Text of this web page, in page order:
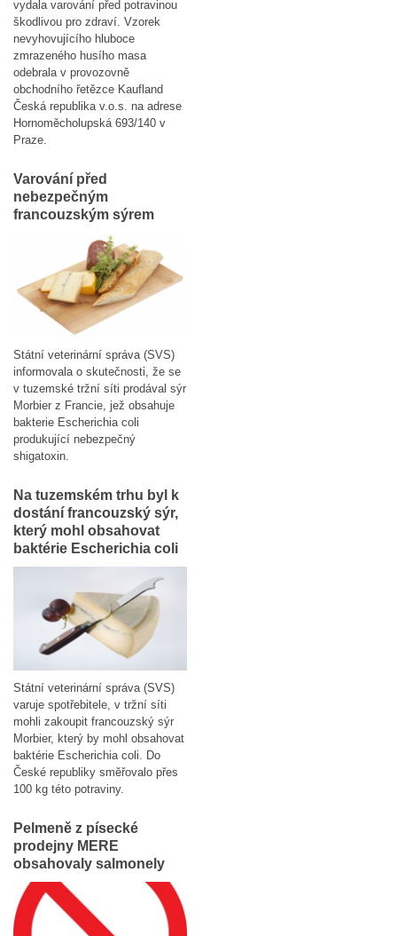
vydala varování před potravinou
škodlivou pro zdraví. Vzorek
nevyhovujícího hluboce
zmrazeného husího masa
odebrala v provozovně
obchodního řetězce Kaufland
Česká republika v.o.s. na adrese
Hornoměcholupská 693/140 v
Praze.
Varování před
nebezpečným
francouzským sýrem
Státní veterinární správa (SVS)
informovala o skutečnosti, že se
v tuzemské tržní síti prodával sýr
Morbier z Francie, jež obsahuje
bakterie Escherichia coli
produkující nebezpečný
shigatoxin.
Na tuzemském trhu byl k
dostání francouzský sýr,
který mohl obsahovat
baktérie Escherichia coli
Státní veterinární správa (SVS)
varuje spotřebitele, v tržní síti
mohli zakoupit francouzský sýr
Morbier, který by mohl obsahovat
baktérie Escherichia coli. Do
České republiky směřovalo přes
100 kg této potraviny.
Pelmeně z písecké
prodejny MERE
obsahovaly salmonely